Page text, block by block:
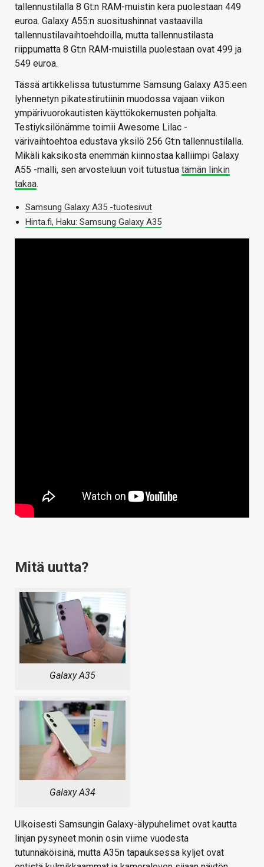
tallennustilalla 8 Gt:n RAM-muistin kera puolestaan 449
euroa. Galaxy A55:n suositushinnat vastaavilla
tallennustilavaihtoehdoilla, mutta tallennustilasta
riippumatta 8 Gt:n RAM-muistilla puolestaan ovat 499 ja
549 euroa.
Tässä artikkelissa tutustumme Samsung Galaxy A35:een
lyhennetyn pikatestirutiinin muodossa vajaan viikon
ympärivuorokautisten käyttökokemusten pohjalta.
Testiyksilönämme toimii Awesome Lilac -
värivaihtoehtoa edustava yksilö 256 Gt:n tallennustilalla.
Mikäli kaksikosta enemmän kiinnostaa kalliimpi Galaxy
A55 -malli, sen arvosteluun voit tutustua tämän linkin
takaa.
Samsung Galaxy A35 -tuotesivut
Hinta.fi, Haku: Samsung Galaxy A35
Mitä uutta?
Galaxy A35
Galaxy A34
Ulkoisesti Samsungin Galaxy-älypuhelimet ovat kautta
linjan pysyneet monin osin viime vuodesta
tutunnäköisinä, mutta A35n tapauksessa kyljet ovat